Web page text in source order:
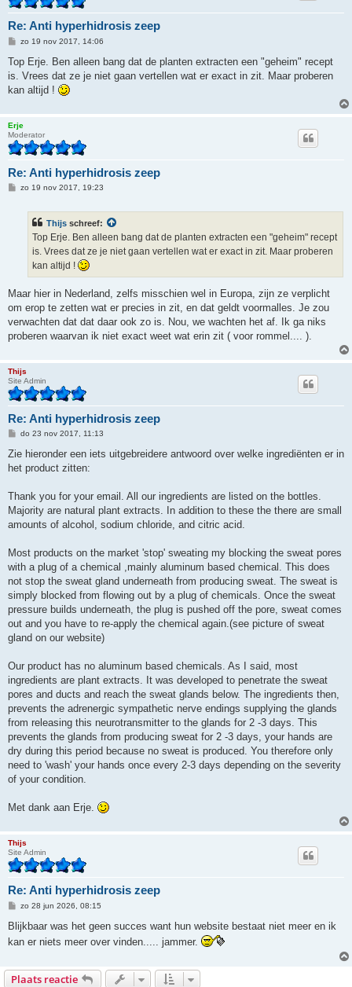
Re: Anti hyperhidrosis zeep
B
r
c
h
zo 19 nov 2017, 14:06
Top Erje. Ben alleen bang dat de planten extracten een "geheim" recept
is. Vrees dat ze je niet gaan vertellen wat er exact in zit. Maar proberen
kan altijd !
Erje
Moderator
Re: Anti hyperhidrosis zeep
Bzo 19 nov 2017, 19:23
Thijs schreef:
Top Erje. Ben alleen bang dat de planten extracten een "geheim" recept
is. Vrees dat ze je niet gaan vertellen wat er exact in zit. Maar proberen
kan altijd !
Maar hier in Nederland, zelfs misschien wel in Europa, zijn ze verplicht
om erop te zetten wat er precies in zit, en dat geldt voormalles. Je zou
verwachten dat dat daar ook zo is. Nou, we wachten het af. Ik ga niks
proberen waarvan ik niet exact weet wat erin zit ( voor rommel.... ).
Thijs
Site Admin
Re: Anti hyperhidrosis zeep
B
r
c
do 23 nov 2017, 11:13
Zie hieronder een iets uitgebreidere antwoord over welke ingrediënten er in
het product zitten:
Thank you for your email. All our ingredients are listed on the bottles.
Majority are natural plant extracts. In addition to these the there are small
amounts of alcohol, sodium chloride, and citric acid.
Most products on the market 'stop' sweating my blocking the sweat pores
with a plug of a chemical ,mainly aluminum based chemical. This does
not stop the sweat gland underneath from producing sweat. The sweat is
simply blocked from flowing out by a plug of chemicals. Once the sweat
pressure builds underneath, the plug is pushed off the pore, sweat comes
out and you have to re-apply the chemical again.(see picture of sweat
gland on our website)
Our product has no aluminum based chemicals. As I said, most
ingredients are plant extracts. It was developed to penetrate the sweat
pores and ducts and reach the sweat glands below. The ingredients then,
prevents the adrenergic sympathetic nerve endings supplying the glands
from releasing this neurotransmitter to the glands for 2 -3 days. This
prevents the glands from producing sweat for 2 -3 days, your hands are
dry during this period because no sweat is produced. You therefore only
need to 'wash' your hands once every 2-3 days depending on the severity
of your condition.
Met dank aan Erje.
Thijs
Site Admin
Re: Anti hyperhidrosis zeep
B
r
c
zo 28 jun 2026, 08:15
Blijkbaar was het geen succes want hun website bestaat niet meer en ik
kan er niets meer over vinden..... jammer.
Plaats reactie